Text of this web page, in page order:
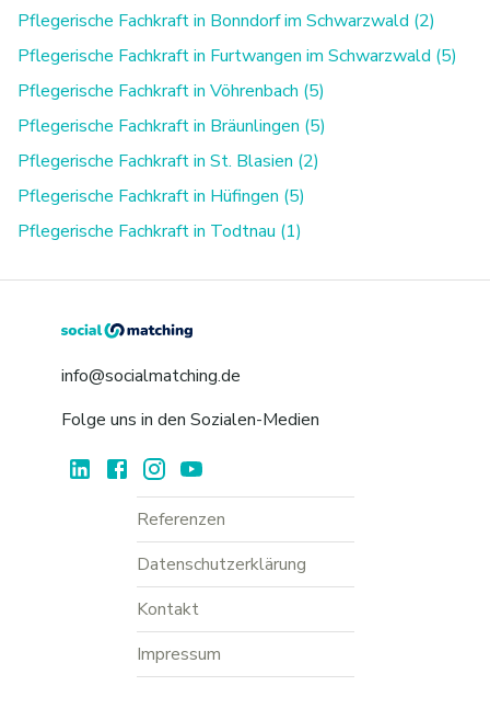
Pflegerische Fachkraft in Bonndorf im Schwarzwald (2)
Pflegerische Fachkraft in Furtwangen im Schwarzwald (5)
Pflegerische Fachkraft in Vöhrenbach (5)
Pflegerische Fachkraft in Bräunlingen (5)
Pflegerische Fachkraft in St. Blasien (2)
Pflegerische Fachkraft in Hüfingen (5)
Pflegerische Fachkraft in Todtnau (1)
info@socialmatching.de
Folge uns in den Sozialen-Medien
Referenzen
Datenschutzerklärung
Kontakt
Impressum